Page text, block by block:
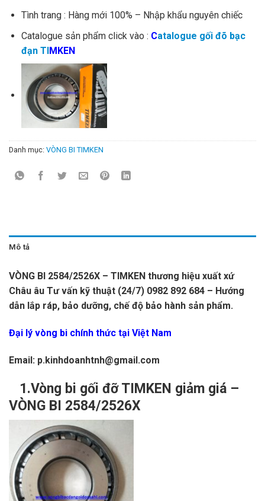
Tình trang : Hàng mới 100% – Nhập khẩu nguyên chiếc
Catalogue sản phẩm click vào : Catalogue gối đõ bạc
đạn TIMKEN
Danh mục: VÒNG BI TIMKEN
Mô tả
VÒNG BI 2584/2526X – TIMKEN thương hiệu xuất xứ
Châu âu Tư vấn kỹ thuật (24/7) 0982 892 684 – Hướng
dẫn lắp ráp, bảo dưỡng, chế độ bảo hành sản phẩm.
Đại lý vòng bi chính thức tại Việt Nam
Email: p.kinhdoanhtnh@gmail.com
1.Vòng bi gối đỡ TIMKEN giảm giá –
VÒNG BI 2584/2526X